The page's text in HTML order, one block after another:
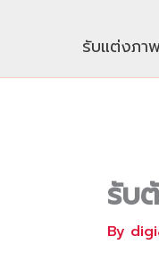
รับแต่งภา
รับ
By